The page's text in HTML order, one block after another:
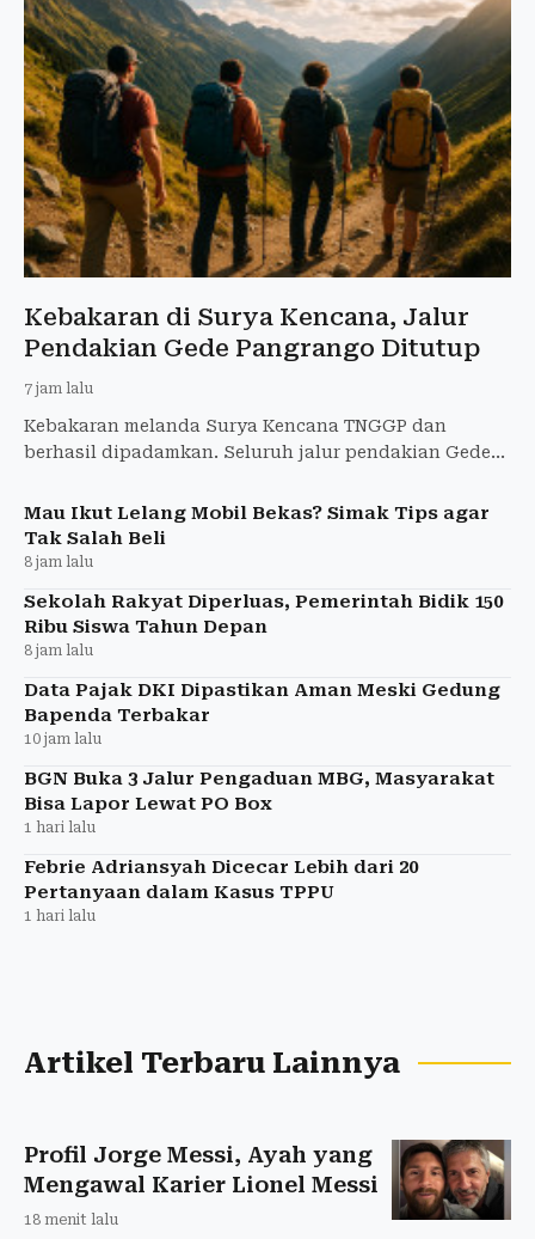
Kebakaran di Surya Kencana, Jalur
Pendakian Gede Pangrango Ditutup
7 jam lalu
Kebakaran melanda Surya Kencana TNGGP dan
berhasil dipadamkan. Seluruh jalur pendakian Gede
Mau Ikut Lelang Mobil Bekas? Simak Tips agar
Tak Salah Beli
8 jam lalu
Sekolah Rakyat Diperluas, Pemerintah Bidik 150
Ribu Siswa Tahun Depan
8 jam lalu
Data Pajak DKI Dipastikan Aman Meski Gedung
Bapenda Terbakar
10 jam lalu
BGN Buka 3 Jalur Pengaduan MBG, Masyarakat
Bisa Lapor Lewat PO Box
1 hari lalu
Febrie Adriansyah Dicecar Lebih dari 20
Pertanyaan dalam Kasus TPPU
1 hari lalu
Artikel Terbaru Lainnya
Profil Jorge Messi, Ayah yang
Mengawal Karier Lionel Messi
18 menit lalu